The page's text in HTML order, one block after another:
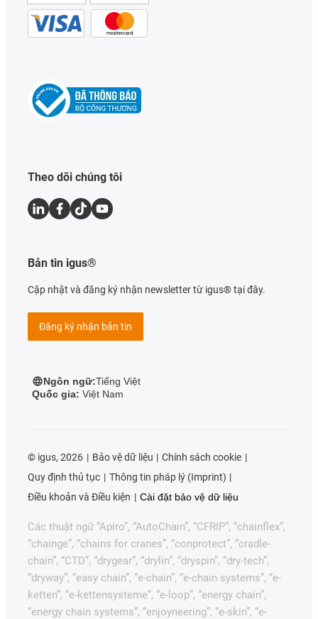
Theo dõi chúng tôi
Bản tin igus®
Cập nhật và đăng ký nhận newsletter từ igus® tại đây.
Đăng ký nhận bản tin
Ngôn ngữ:Tiếng Việt
Quốc gia: Việt Nam
© igus, 2026 Bảo vệ dữ liệu
Chính sách cookie
Quy định thủ tục
Thông tin pháp lý (Imprint)
Điều khoản và Điều kiện
Cài đặt bảo vệ dữ liệu
Các thuật ngữ “Apiro”, “AutoChain”, “CFRIP”, “chainflex”,
“chainge”, “chains for cranes”, “conprotect”, “cradle-
chain”, “CTD”, “drygear”, “drylin”, “dryspin”, “dry-tech”,
“dryway”, “easy chain”, “e-chain”, “e-chain systems”, “e-
ketten”, “e-kettensysteme”, “e-loop”, “energy chain”,
“energy chain systems”, “enjoyneering”, “e-skin”, “e-